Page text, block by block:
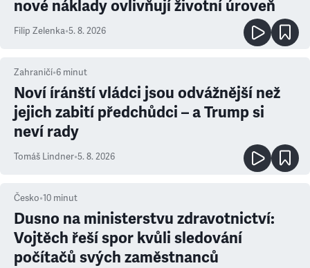
nové náklady ovlivňují životní úroveň
Filip Zelenka•5. 8. 2026
Zahraničí•6 minut
Noví íránští vládci jsou odvážnější než
jejich zabití předchůdci – a Trump si
neví rady
Tomáš Lindner•5. 8. 2026
Česko•10 minut
Dusno na ministerstvu zdravotnictví:
Vojtěch řeší spor kvůli sledování
počítačů svých zaměstnanců